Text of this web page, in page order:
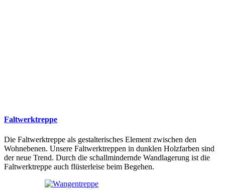
Faltwerktreppe
Die Faltwerktreppe als gestalterisches Element zwischen den
Wohnebenen. Unsere Faltwerktreppen in dunklen Holzfarben sind
der neue Trend. Durch die schallmindernde Wandlagerung ist die
Faltwerktreppe auch flüsterleise beim Begehen.